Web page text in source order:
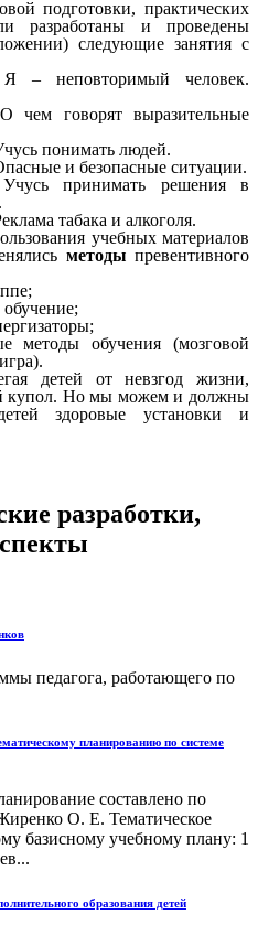
подготовки, практических
разработаны и проведены
следующие занятия с
Я – неповторимый человек.
О чем говорят выразительные
понимать людей.
и безопасные ситуации.
Учусь принимать решения в
табака и алкоголя.
учебных материалов
методы превентивного
методы обучения (мозговой
детей от невзгод жизни,
купол. Но мы можем и должны
здоровые установки и
разработки,
педагога, работающего по
планированию по системе
составлено по
О. Е. Тематическое
базисному учебному плану: 1
образования детей